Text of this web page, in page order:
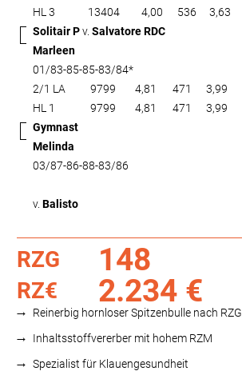
HL 3
13404 4,00 536 3,63
Solitair Pv. Salvatore RDC
Marleen
01/83-85-85-83/84*
2/1 LA
9799 4,81 471 3,99
HL 1
9799 4,81 471 3,99
Gymnast
Melinda
03/87-86-88-83/86
v. Balisto
RZG 148
RZ€ 2.234 €
Reinerbig hornloser Spitzenbulle nach RZG
Inhaltsstoffvererber mit hohem RZM
Spezialist für Klauengesundheit